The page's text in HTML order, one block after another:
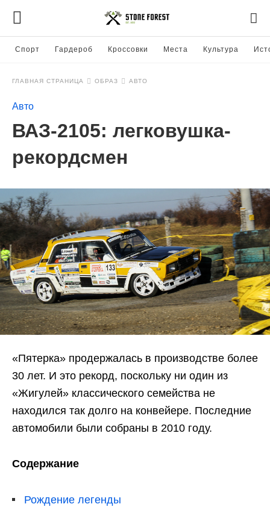
Спорт Гардероб Кроссовки Места Культура
ГЛАВНАЯ СТРАНИЦА ОБРАЗ АВТО
Авто
ВАЗ-2105: легковушка-
рекордсмен
«Пятерка» продержалась в производстве более
30 лет. И это рекорд, поскольку ни один из
«Жигулей» классического семейства не
находился так долго на конвейере. Последние
автомобили были собраны в 2010 году.
Содержание
Рождение легенды